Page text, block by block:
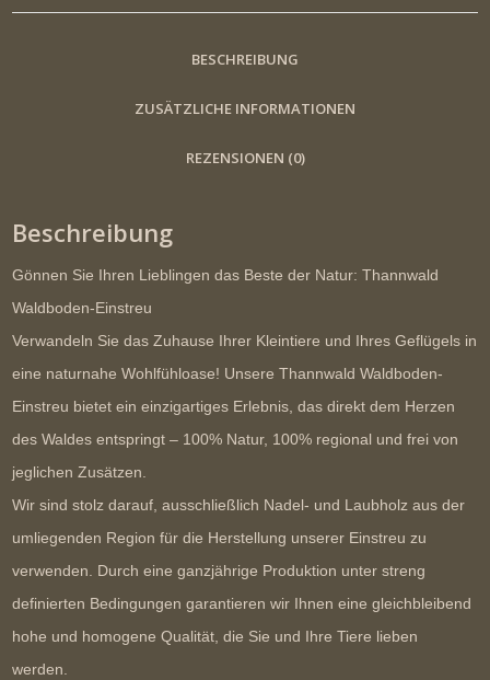
BESCHREIBUNG
ZUSÄTZLICHE INFORMATIONEN
REZENSIONEN (0)
Beschreibung
Gönnen Sie Ihren Lieblingen das Beste der Natur: Thannwald
Waldboden-Einstreu
Verwandeln Sie das Zuhause Ihrer Kleintiere und Ihres Geflügels in
eine naturnahe Wohlfühloase! Unsere Thannwald Waldboden-
Einstreu bietet ein einzigartiges Erlebnis, das direkt dem Herzen
des Waldes entspringt – 100% Natur, 100% regional und frei von
jeglichen Zusätzen.
Wir sind stolz darauf, ausschließlich Nadel- und Laubholz aus der
umliegenden Region für die Herstellung unserer Einstreu zu
verwenden. Durch eine ganzjährige Produktion unter streng
definierten Bedingungen garantieren wir Ihnen einegleichbleibend
hohe und homogene Qualität , die Sie und Ihre Tiere lieben
werden.